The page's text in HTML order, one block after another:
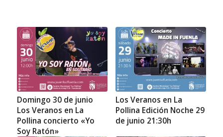
Domingo 30 de junio
Los Veranos en La
Pollina concierto «Yo
Soy Ratón»
Los Veranos en La
Pollina Edición Noche 29
de junio 21:30h